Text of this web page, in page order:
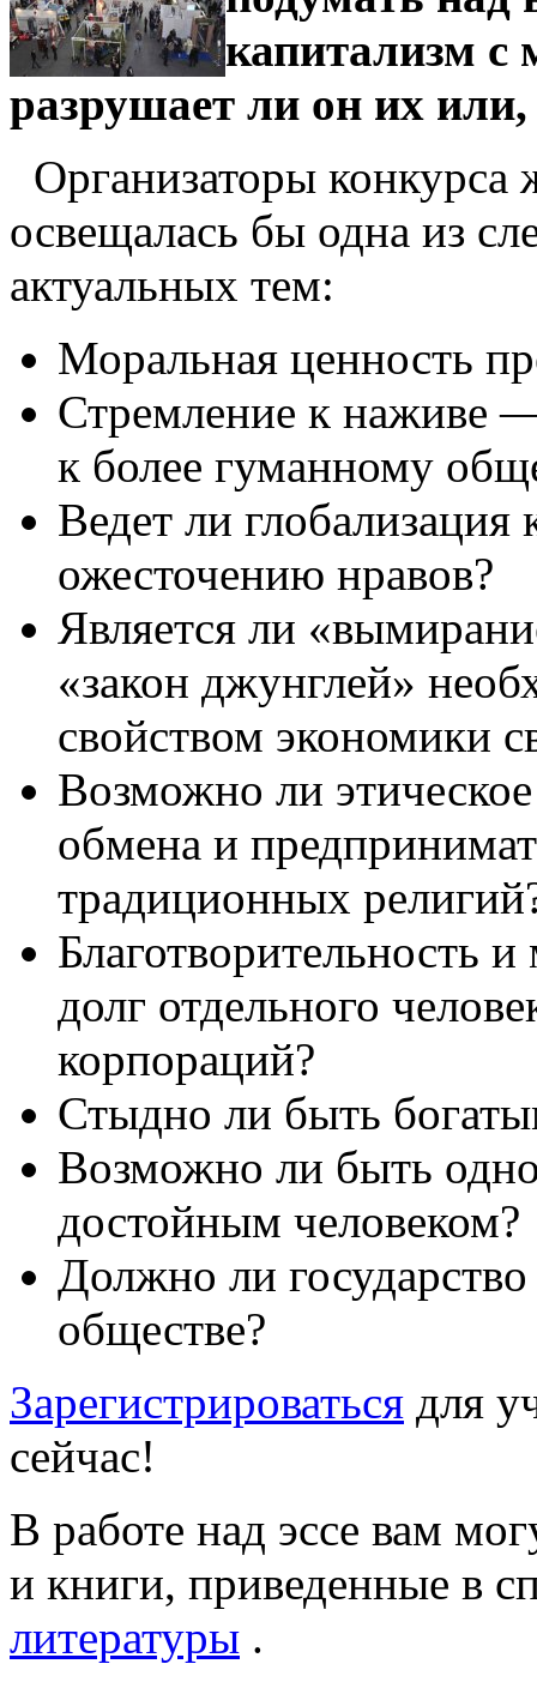
капитализм с
разрушает ли он их
Организаторы конкурса
освещалась бы одна из
актуальных тем:
Моральная ценность
Стремление к наживе
к более гуманному
Ведет ли
ожесточению нравов?
Является ли
«закон джунглей»
свойством экономики
Возможно ли
обмена и
традиционных
Благотворительность
долг отдельного
корпораций?
Стыдно ли быть
Возможно ли быть
достойным человеком?
Должно ли государство
обществе?
Зарегистрироваться для
сейчас!
В работе над эссе вам
и книги, приведенные в
литературы .